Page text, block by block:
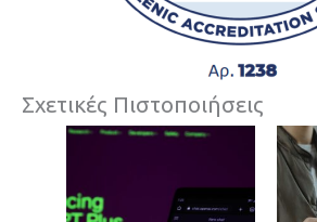
Σχετικές Πιστοποιήσεις